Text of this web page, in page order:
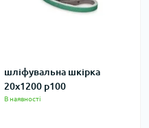
шліфувальна шкірка
20х1200 р100
В наявності